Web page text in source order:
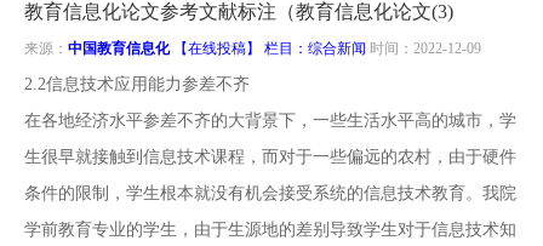
稿
投
稿
教育信息化论文参考文献标注（教育信息化论文(3)
来源： 中国教育信息化 【在线投稿】 栏目： 综合新闻 时间：2022-12-09
2.2信息技术应用能力参差不齐
在各地经济水平参差不齐的大背景下，一些生活水平高的城市，学
生很早就接触到信息技术课程，而对于一些偏远的农村，由于硬件
条件的限制，学生根本就没有机会接受系统的信息技术教育。我院
学前教育专业的学生，由于生源地的差别导致学生对于信息技术知